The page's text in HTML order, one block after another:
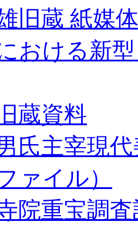
旧蔵 紙媒
おける新
蔵資料
氏主宰現
ァイル）
院重宝調